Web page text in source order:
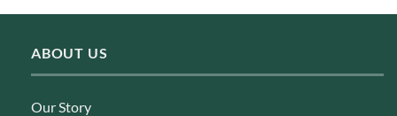
ABOUT US
Our Story